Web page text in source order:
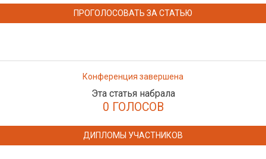
ПРОГОЛОСОВАТЬ ЗА СТАТЬЮ
Конференция завершена
Эта статья набрала
0 ГОЛОСОВ
ДИПЛОМЫ УЧАСТНИКОВ